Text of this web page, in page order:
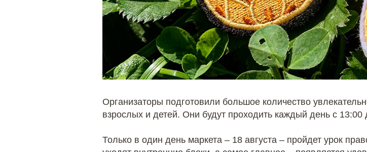
Организаторы подготовили большое количество
взрослых и детей. Они будут проходить каждый день с 13:00
Только в один день маркета – 18 августа – пройдет урок